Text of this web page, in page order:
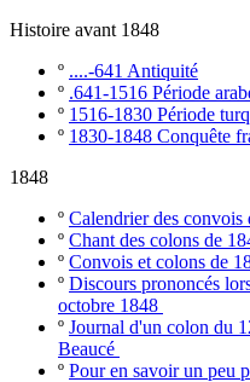
Histoire avant 1848
º ....-641 Antiquité
º .641-1516 Période
º 1516-1830 Période
º 1830-1848 Conquête
1848
º Calendrier des convois
º Chant des colons de
º Convois et colons de
º Discours prononcés
octobre 1848
º Journal d'un colon du
Beaucé
º Pour en savoir un peu